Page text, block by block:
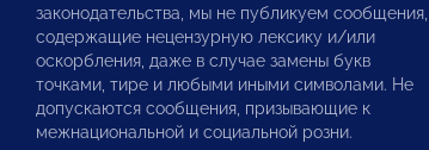
законодательства, мы не публикуем сообщения,
содержащие нецензурную лексику и/или
оскорбления, даже в случае замены букв
точками, тире и любыми иными символами. Не
допускаются сообщения, призывающие к
межнациональной и социальной розни.